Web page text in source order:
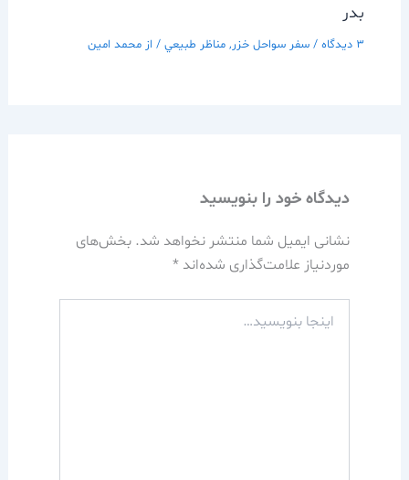
بدر
3 دیدگاه / سفر سواحل خزر, مناظر طبيعي/ از محمد امین
دیدگاه‌ خود را بنویسید
نشانی ایمیل شما منتشر نخواهد شد. بخش‌های
موردنیاز علامت‌گذاری شده‌اند *
بنویسید…